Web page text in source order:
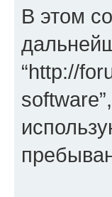
В этом
“http://